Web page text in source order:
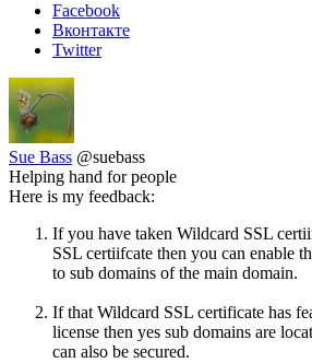
Facebook
Вконтакте
Twitter
Sue Bass @suebass
Helping hand for people
Here is my feedback:
If you have taken Wildcard SSL
SSL certiifcate then you can enable
to sub domains of the main domain.
If that Wildcard SSL certificate has
license then yes sub domains are
can also be secured.